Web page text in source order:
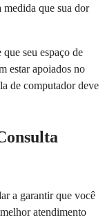
que sua dor
seu espaço de
estar apoiados no
de computador deve
a garantir que você
atendimento